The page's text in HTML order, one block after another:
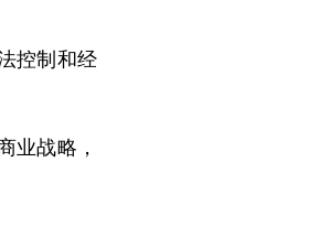
控制和经
业战略，